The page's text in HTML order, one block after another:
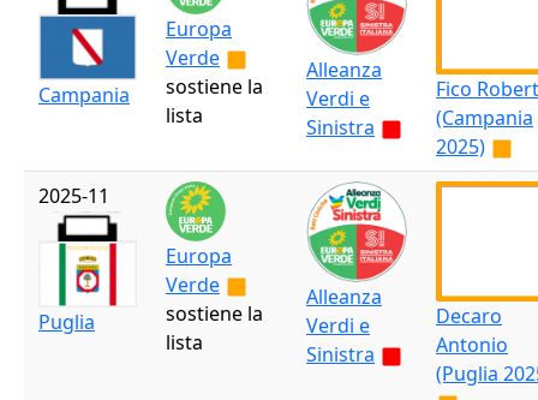
Campania
Europa
Verde
sostiene la
lista
Alleanza
Verdi e
Sinistra
Fico
(Campania
2025)
2025-11
Puglia
Europa
Verde
sostiene la
lista
Alleanza
Verdi e
Sinistra
Decaro
Antonio
(Puglia